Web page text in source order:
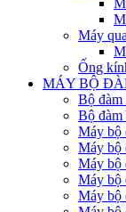
Máy
Ống
MÁY BỘ
Bộ
Bộ
Máy bộ
Máy bộ
Máy
Máy bộ
Máy bộ